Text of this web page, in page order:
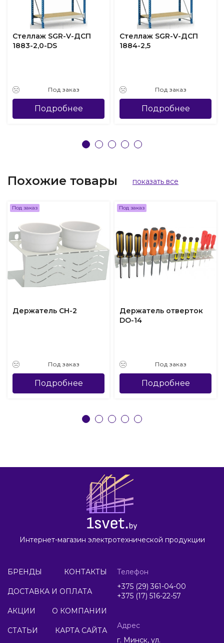
Стеллаж SGR-V-ДСП
1883-2,0-DS
Под заказ
Подробнее
Стеллаж SGR-V-ДСП
1884-2,5
Под заказ
Подробнее
Похожие товары показать все
Под заказ
Держатель CH-2
Под заказ
Подробнее
Под заказ
Держатель отверток
DO-14
Под заказ
Подробнее
Интернет-магазин электротехнической продукции
БРЕНДЫ КОНТАКТЫ
ДОСТАВКА И ОПЛАТА
АКЦИИ О КОМПАНИИ
СТАТЬИ КАРТА САЙТА
Телефон
+375 (29) 361-04-00
+375 (17) 516-22-57
Адрес
г. Минск, ул.